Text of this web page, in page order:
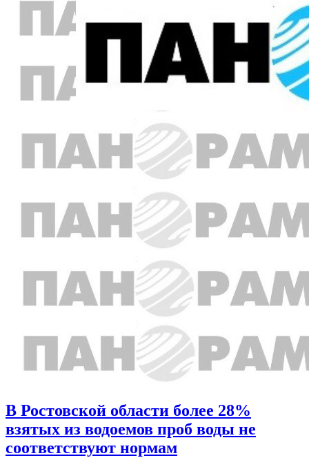
В Ростовской области более 28%
взятых из водоемов проб воды не
соответствуют нормам